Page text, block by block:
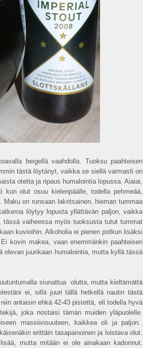
beigellä vaahdolla. Tuoksu paahteisen
tästä löytänyt, vaikka se siellä varmasti on
otetta ja ripaus humalointia lopussa. Aiaiai,
olut osuu kielenpäälle, todella pehmeää,
on runsaan lakritsainen, hieman tummaa
löytyy lopusta yllättävän paljon, vaikka
vaiheessa myös tuoksusta tutut tummat
kuvioihin. Alkoholia ei pienen potkun lisäksi
kovin makea, vaan enemmänkin paahteisen
juurikaan humalointia, mutta kyllä tässä
siunattua olutta, mutta kieltämättä
ei, sillä juuri tällä hetkellä nautin tästä
antaisin ehkä 42-43 pistettä, eli todella hyvä
joka nostaisi tämän muiden yläpuolelle.
massiivisuuteen, kaikkea oli ja paljon.
erittäin tasapainoinen ja loistava olut.
mutta mitään ei ole ainakaan kadonnut.